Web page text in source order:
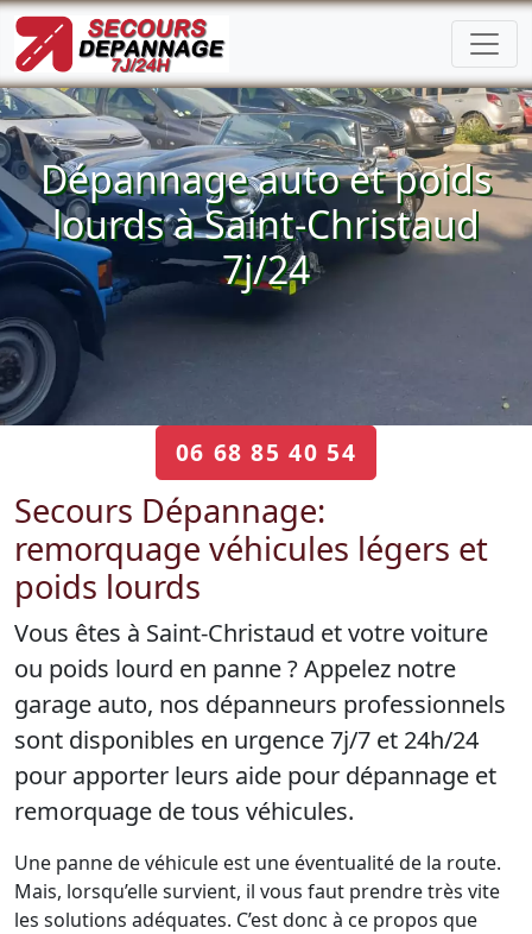
Dépannage auto et poids
lourds à Saint-Christaud
7j/24
06 68 85 40 54
Secours Dépannage:
remorquage véhicules légers et
poids lourds
Vous êtes à Saint-Christaud et votre voiture
ou poids lourd en panne ? Appelez notre
garage auto, nos dépanneurs professionnels
sont disponibles en urgence 7j/7 et 24h/24
pour apporter leurs aide pour dépannage et
remorquage de tous véhicules.
Une panne de véhicule est une éventualité de la route.
Mais, lorsqu’elle survient, il vous faut prendre très vite
les solutions adéquates. C’est donc à ce propos que